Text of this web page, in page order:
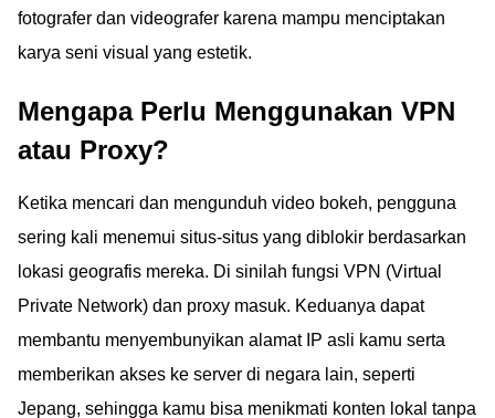
fotografer dan videografer karena mampu menciptakan
karya seni visual yang estetik.
Mengapa Perlu Menggunakan VPN
atau Proxy?
Ketika mencari dan mengunduh video bokeh, pengguna
sering kali menemui situs-situs yang diblokir berdasarkan
lokasi geografis mereka. Di sinilah fungsi VPN (Virtual
Private Network) dan proxy masuk. Keduanya dapat
membantu menyembunyikan alamat IP asli kamu serta
memberikan akses ke server di negara lain, seperti
Jepang, sehingga kamu bisa menikmati konten lokal tanpa